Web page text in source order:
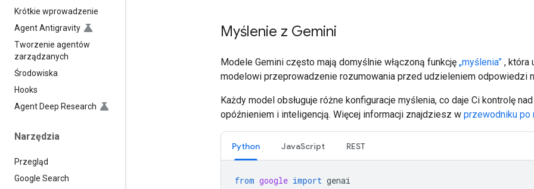
Krótkie wprowadzenie
Agent Antigravity
Tworzenie agentów
zarządzanych
Środowiska
Hooks
Agent Deep Research
Narzędzia
Przegląd
Google Search
Myślenie z Gemini
Modele Gemini często mają domyślnie włączoną funkcję „myślenia” , która
modelowi przeprowadzenie rozumowania przed udzieleniem odpowiedzi
Każdy model obsługuje różne konfiguracje myślenia, co daje Ci kontrolę
opóźnieniem i inteligencją. Więcej informacji znajdziesz w przewodniku po
Python JavaScript REST
from google import genai